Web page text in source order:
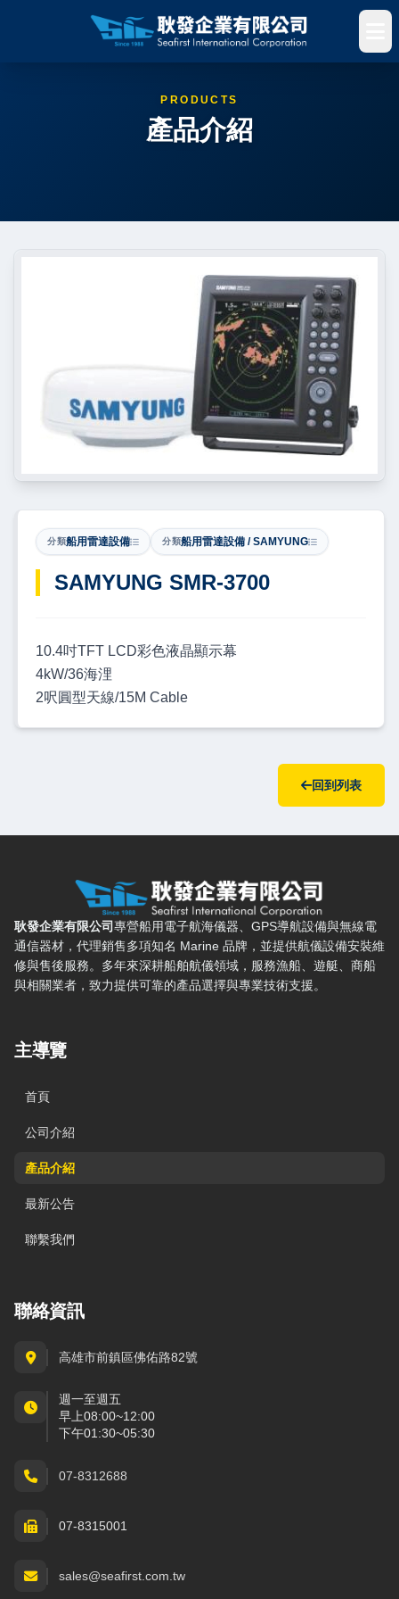
PRODUCTS
產品介紹
分類船用雷達設備 分類船用雷達設備 / SAMYUNG
SAMYUNG SMR-3700
10.4吋TFT LCD彩色液晶顯示幕
4kW/36海浬
2呎圓型天線/15M Cable
回到列表
耿發企業有限公司 — 網站概要、主導覽與聯絡方式
耿發企業有限公司專營船用電子航海儀器、GPS導航設備與無線電
通信器材，代理銷售多項知名 Marine 品牌，並提供航儀設備安裝維
修與售後服務。多年來深耕船舶航儀領域，服務漁船、遊艇、商船
與相關業者，致力提供可靠的產品選擇與專業技術支援。
主導覽
首頁
公司介紹
產品介紹
最新公告
聯繫我們
聯絡資訊
高雄市前鎮區佛佑路82號
週一至週五
早上08:00~12:00
下午01:30~05:30
07-8312688
07-8315001
sales@seafirst.com.tw